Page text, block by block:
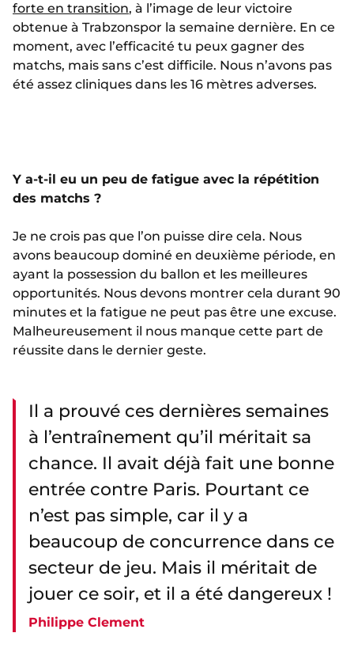
forte en transition, à l’image de leur victoire
obtenue à Trabzonspor la semaine dernière. En ce
moment, avec l’efficacité tu peux gagner des
matchs, mais sans c’est difficile. Nous n’avons pas
été assez cliniques dans les 16 mètres adverses.
Y a-t-il eu un peu de fatigue avec la répétition
des matchs ?
Je ne crois pas que l’on puisse dire cela. Nous
avons beaucoup dominé en deuxième période, en
ayant la possession du ballon et les meilleures
opportunités. Nous devons montrer cela durant 90
minutes et la fatigue ne peut pas être une excuse.
Malheureusement il nous manque cette part de
réussite dans le dernier geste.
Il a prouvé ces dernières semaines
à l’entraînement qu’il méritait sa
chance. Il avait déjà fait une bonne
entrée contre Paris. Pourtant ce
n’est pas simple, car il y a
beaucoup de concurrence dans ce
secteur de jeu. Mais il méritait de
jouer ce soir, et il a été dangereux !
Philippe Clement